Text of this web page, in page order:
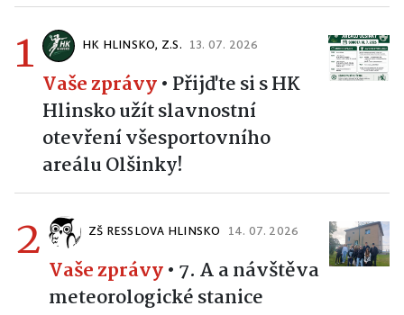
1 HK HLINSKO, Z.S. 13. 07. 2026
Vaše zprávy• Přijďte si s HK
Hlinsko užít slavnostní
otevření všesportovního
areálu Olšinky!
2 ZŠ RESSLOVA HLINSKO 14. 07. 2026
Vaše zprávy• 7. A a návštěva
meteorologické stanice